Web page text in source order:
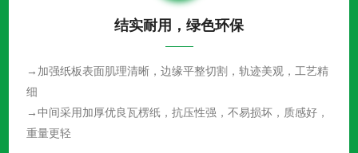
结实耐用，绿色环保
→加强纸板表面肌理清晰，边缘平整切割，轨迹美观，工艺精
细
→中间采用加厚优良瓦楞纸，抗压性强，不易损坏，质感好，
重量更轻